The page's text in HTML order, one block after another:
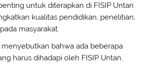
untuk diterapkan di FISIP Untan
kualitas pendidikan, penelitian,
masyarakat.
menyebutkan bahwa ada beberapa
harus dihadapi oleh FISIP Untan,